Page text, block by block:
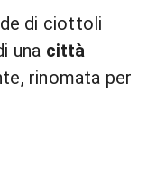
di ciottoli
una città
rinomata per